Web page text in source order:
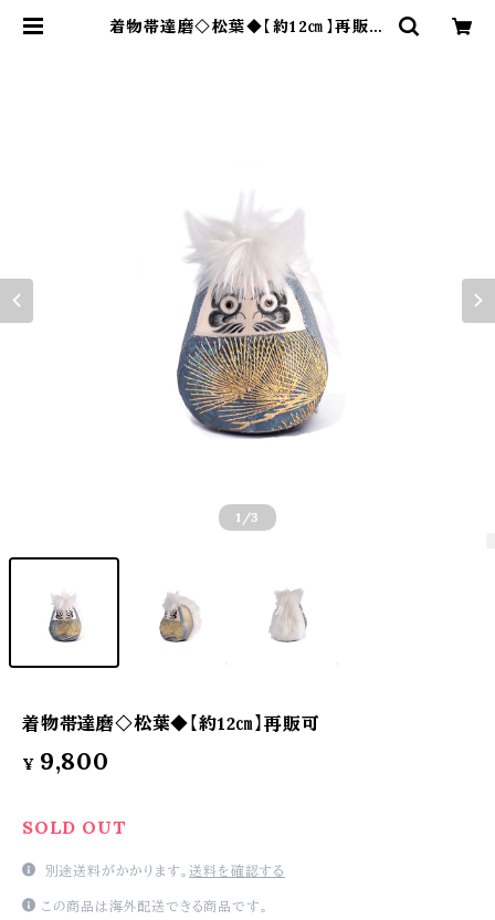
着物帯達磨◇松葉◆【約12㎝】再販可
1 /3
着物帯達磨◇松葉◆【約12㎝】再販可
¥ 9,800
SOLD OUT
別途送料がかかります。送料を確認する
この商品は海外配送できる商品です。